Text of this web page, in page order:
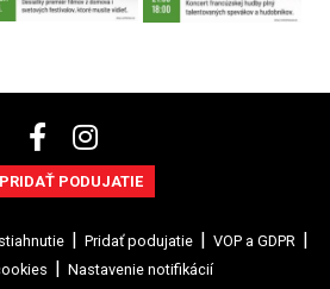
PRIDAŤ PODUJATIE
Pridať podujatie
VOP a GDPR
Nastavenie notifikácií